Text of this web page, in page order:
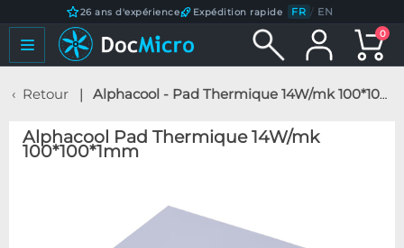
26 ans d'expérience Expédition rapide FR / EN
0
Retour Alphacool - Pad Thermique 14W/mk 100*100*1mm
Alphacool Pad Thermique 14W/mk
100*100*1mm